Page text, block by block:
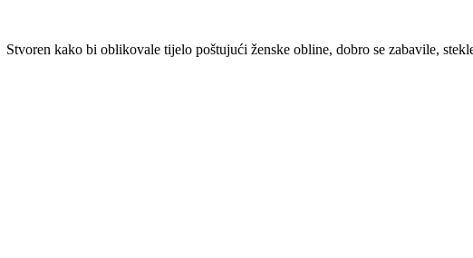
kako bi oblikovale tijelo poštujući ženske obline, dobro se zabavile,